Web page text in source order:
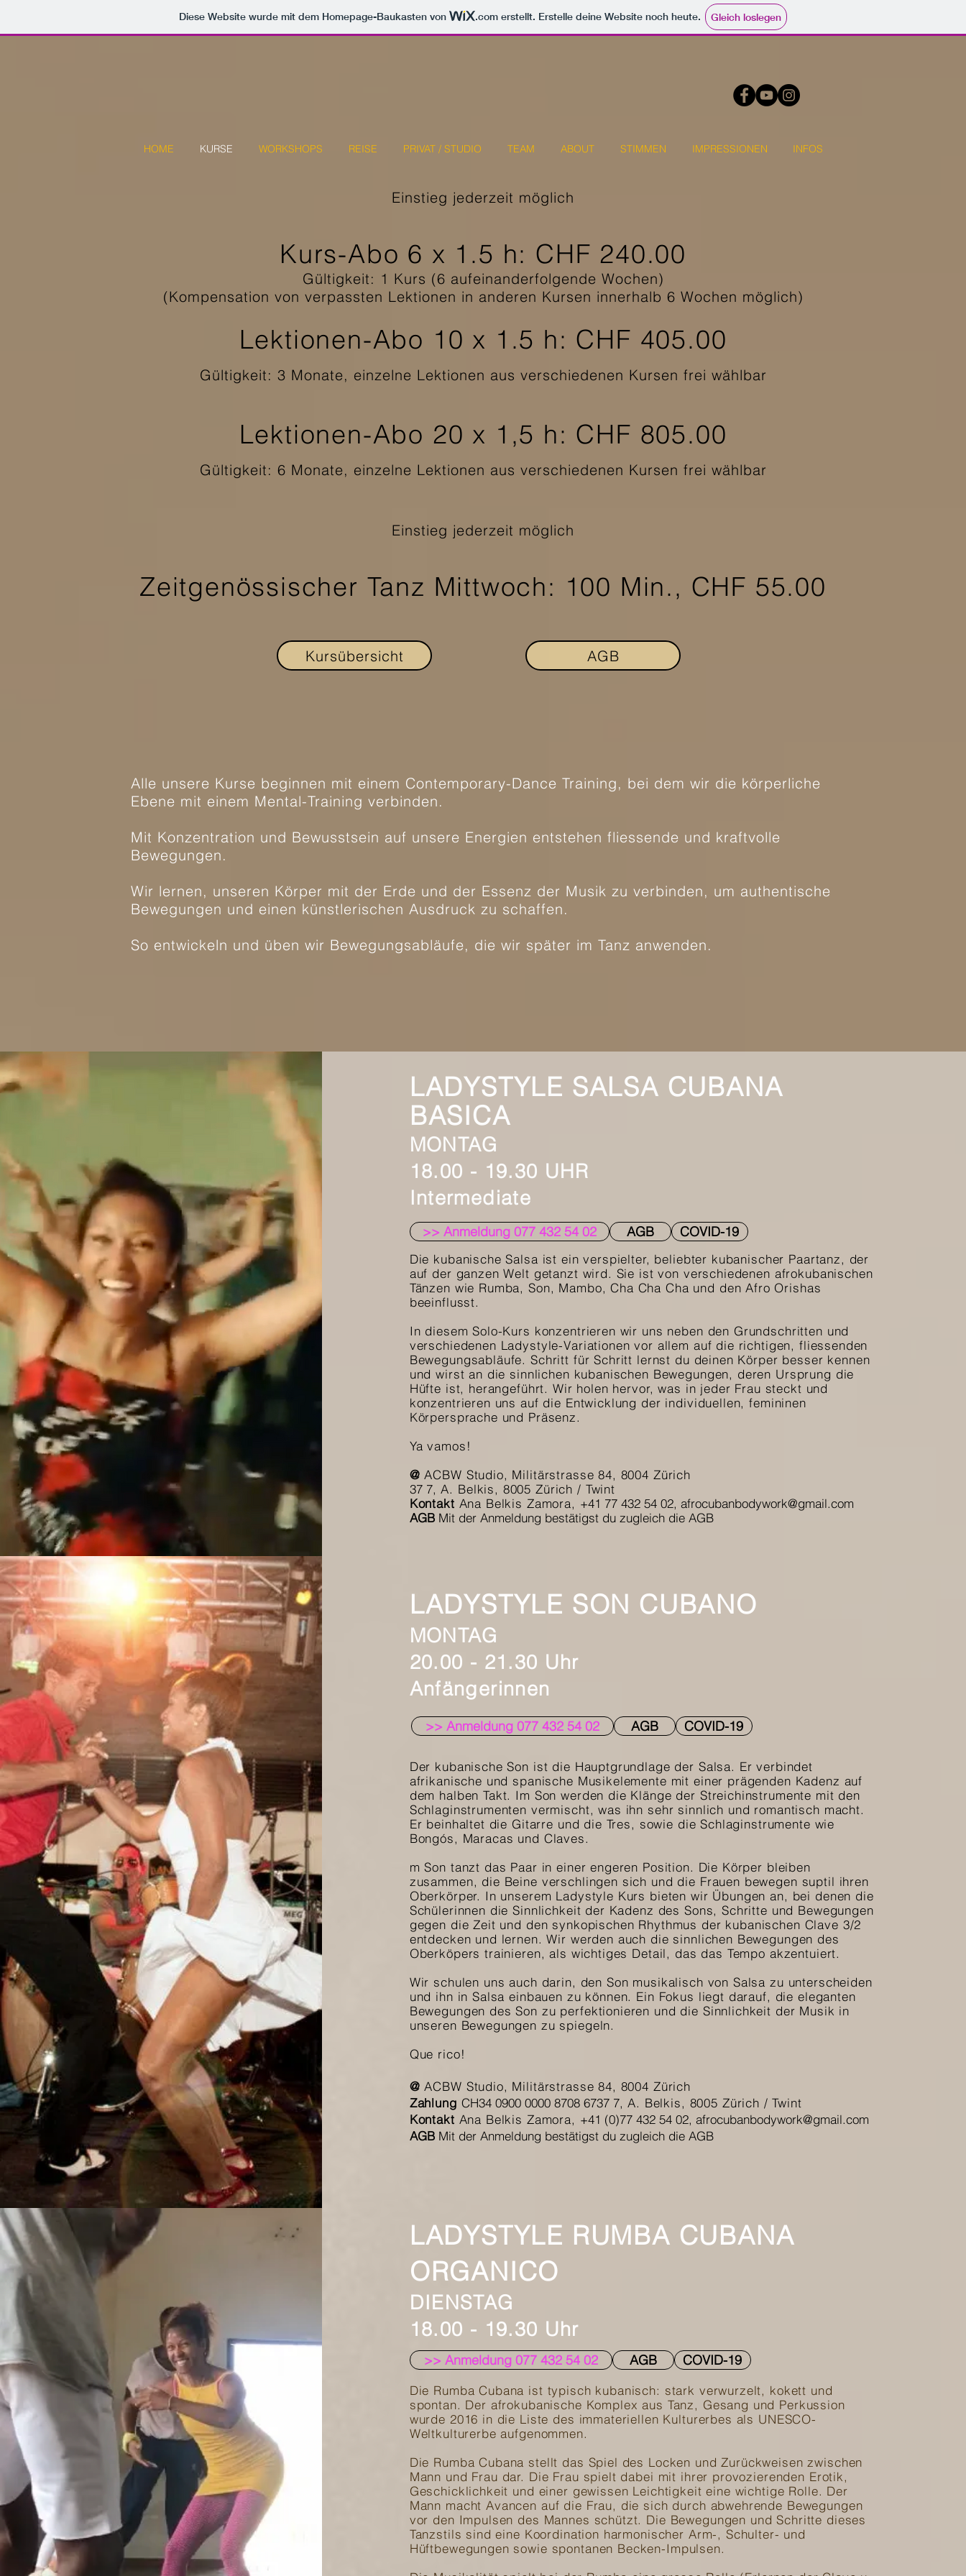
Diese Website wurde mit dem Homepage-Baukasten von .com erstellt. Erstelle deine Website noch heute. Gleich loslegen
HOME KURSE WORKSHOPS REISE PRIVAT / STUDIO TEAM ABOUT STIMMEN IMPRESSIONEN INFOS
Einstieg jederzeit möglich
Kurs-Abo 6 x 1.5 h: CHF 240.00
Gültigkeit: 1 Kurs (6 aufeinanderfolgende Wochen)
(Kompensation von verpassten Lektionen in anderen Kursen innerhalb 6 Wochen möglich)
Lektionen-Abo 10 x 1.5 h: CHF 405.00
Gültigkeit: 3 Monate, einzelne Lektionen aus verschiedenen Kursen frei wählbar
Lektionen-Abo 20 x 1,5 h: CHF 805.00
Gültigkeit: 6 Monate, einzelne Lektionen aus verschiedenen Kursen frei wählbar
Einstieg jederzeit möglich
Zeitgenössischer Tanz Mittwoch: 100 Min., CHF 55.00
Kursübersicht AGB
Alle unsere Kurse beginnen mit einem Contemporary-Dance Training, bei dem wir die körperliche
Ebene mit einem Mental-Training verbinden.
Mit Konzentration und Bewusstsein auf unsere Energien entstehen fliessende und kraftvolle
Bewegungen.
Wir lernen, unseren Körper mit der Erde und der Essenz der Musik zu verbinden, um authentische
Bewegungen und einen künstlerischen Ausdruck zu schaffen.
So entwickeln und üben wir Bewegungsabläufe, die wir später im Tanz anwenden.
LADYSTYLE SALSA CUBANA
BASICA
MONTAG
18.00 - 19.30 UHR
Intermediate
Die kubanische Salsa ist ein verspielter, beliebter kubanischer Paartanz, der
auf der ganzen Welt getanzt wird. Sie ist von verschiedenen afrokubanischen
Tänzen wie Rumba, Son, Mambo, Cha Cha Cha und den Afro Orishas
beeinflusst.
In diesem Solo-Kurs konzentrieren wir uns neben den Grundschritten und
verschiedenen Ladystyle-Variationen vor allem auf die richtigen, fliessenden
Bewegungsabläufe. Schritt für Schritt lernst du deinen Körper besser kennen
und wirst an die sinnlichen kubanischen Bewegungen, deren Ursprung die
Hüfte ist, herangeführt. Wir holen hervor, was in jeder Frau steckt und
konzentrieren uns auf die Entwicklung der individuellen, femininen
Körpersprache und Präsenz.
Ya vamos!
@ ACBW Studio, Militärstrasse 84, 8004 Zürich
37 7, A. Belkis, 8005 Zürich / Twint
Kontakt Ana Belkis Zamora, +41 77 432 54 02, afrocubanbodywork@gmail.com
AGB Mit der Anmeldung bestätigst du zugleich die AGB
>> Anmeldung 077 432 54 02 AGB COVID-19
LADYSTYLE SON CUBANO
MONTAG
20.00 - 21.30 Uhr
Anfängerinnen
Der kubanische Son ist die Hauptgrundlage der Salsa. Er verbindet
afrikanische und spanische Musikelemente mit einer prägenden Kadenz auf
dem halben Takt. Im Son werden die Klänge der Streichinstrumente mit den
Schlaginstrumenten vermischt, was ihn sehr sinnlich und romantisch macht.
Er beinhaltet die Gitarre und die Tres, sowie die Schlaginstrumente wie
Bongós, Maracas und Claves.
m Son tanzt das Paar in einer engeren Position. Die Körper bleiben
zusammen, die Beine verschlingen sich und die Frauen bewegen suptil ihren
Oberkörper. In unserem Ladystyle Kurs bieten wir Übungen an, bei denen die
Schülerinnen die Sinnlichkeit der Kadenz des Sons, Schritte und Bewegungen
gegen die Zeit und den synkopischen Rhythmus der kubanischen Clave 3/2
entdecken und lernen. Wir werden auch die sinnlichen Bewegungen des
Oberköpers trainieren, als wichtiges Detail, das das Tempo akzentuiert.
Wir schulen uns auch darin, den Son musikalisch von Salsa zu unterscheiden
und ihn in Salsa einbauen zu können. Ein Fokus liegt darauf, die eleganten
Bewegungen des Son zu perfektionieren und die Sinnlichkeit der Musik in
unseren Bewegungen zu spiegeln.
Que rico!
@ ACBW Studio, Militärstrasse 84, 8004 Zürich
Zahlung CH34 0900 0000 8708 6737 7, A. Belkis, 8005 Zürich / Twint
Kontakt Ana Belkis Zamora, +41 (0)77 432 54 02, afrocubanbodywork@gmail.com
AGB Mit der Anmeldung bestätigst du zugleich die AGB
>> Anmeldung 077 432 54 02 AGB COVID-19
LADYSTYLE RUMBA CUBANA
ORGANICO
DIENSTAG
18.00 - 19.30 Uhr
Die Rumba Cubana ist typisch kubanisch: stark verwurzelt, kokett und
spontan. Der afrokubanische Komplex aus Tanz, Gesang und Perkussion
wurde 2016 in die Liste des immateriellen Kulturerbes als UNESCO-
Weltkulturerbe aufgenommen.
Die Rumba Cubana stellt das Spiel des Locken und Zurückweisen zwischen
Mann und Frau dar. Die Frau spielt dabei mit ihrer provozierenden Erotik,
Geschicklichkeit und einer gewissen Leichtigkeit eine wichtige Rolle. Der
Mann macht Avancen auf die Frau, die sich durch abwehrende Bewegungen
vor den Impulsen des Mannes schützt. Die Bewegungen und Schritte dieses
Tanzstils sind eine Koordination harmonischer Arm-, Schulter- und
Hüftbewegungen sowie spontanen Becken-Impulsen.
>> Anmeldung 077 432 54 02 AGB COVID-19